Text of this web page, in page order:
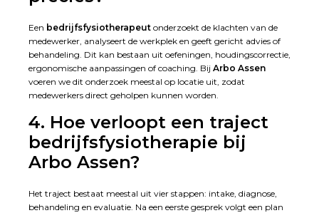
Een bedrijfsfysiotherapeut onderzoekt de klachten van de
medewerker, analyseert de werkplek en geeft gericht advies of
behandeling. Dit kan bestaan uit oefeningen, houdingscorrectie,
ergonomische aanpassingen of coaching. Bij Arbo Assen
voeren we dit onderzoek meestal op locatie uit, zodat
medewerkers direct geholpen kunnen worden.
4. Hoe verloopt een traject
bedrijfsfysiotherapie bij
Arbo Assen?
Het traject bestaat meestal uit vier stappen: intake, diagnose,
behandeling en evaluatie. Na een eerste gesprek volgt een plan